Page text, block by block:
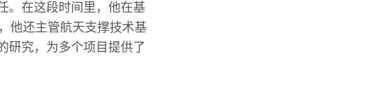
。在这段时间里，他在基
他还主管航天支撑技术基
研究，为多个项目提供了